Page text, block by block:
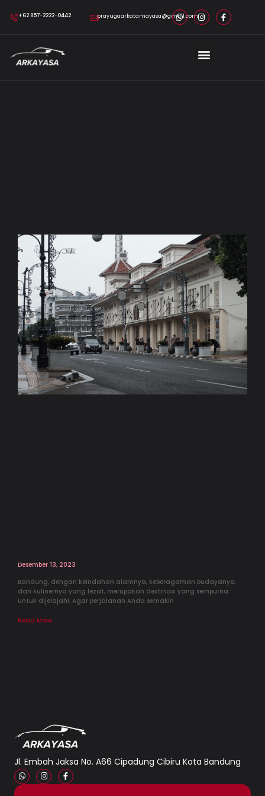
+62 857-2222-0442 prayugaarkatamayasa@gmail.com
Desember 13, 2023
Bandung, dengan keindahan alamnya, keberagaman budayanya,
dan kulinernya yang lezat, merupakan destinasi yang sempurna
untuk dijelajahi. Agar perjalanan Anda semakin
Read More
Jl. Embah Jaksa No. A66 Cipadung Cibiru Kota Bandung